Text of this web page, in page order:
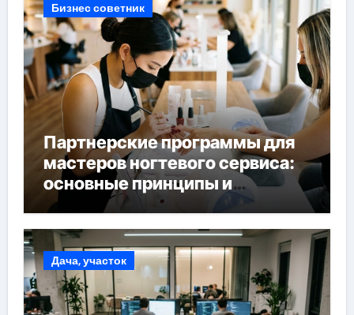
Бизнес советник
Партнерские программы для
мастеров ногтевого сервиса:
основные принципы и
форматы участия
Дача, участок